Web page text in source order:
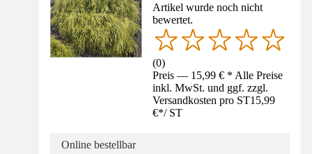
Artikel wurde noch nicht
bewertet.
(0)
Preis — 15,99 € * Alle Preise
inkl. MwSt. und ggf. zzgl.
Versandkosten pro ST15,99
€*/ ST
Online bestellbar